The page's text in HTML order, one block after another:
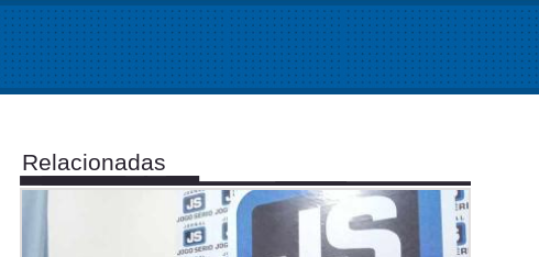
Relacionadas